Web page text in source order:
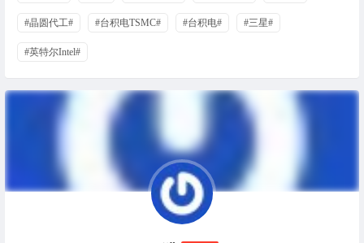
#晶圆代工# #台积电TSMC# #台积电# #三星#
#英特尔Intel#